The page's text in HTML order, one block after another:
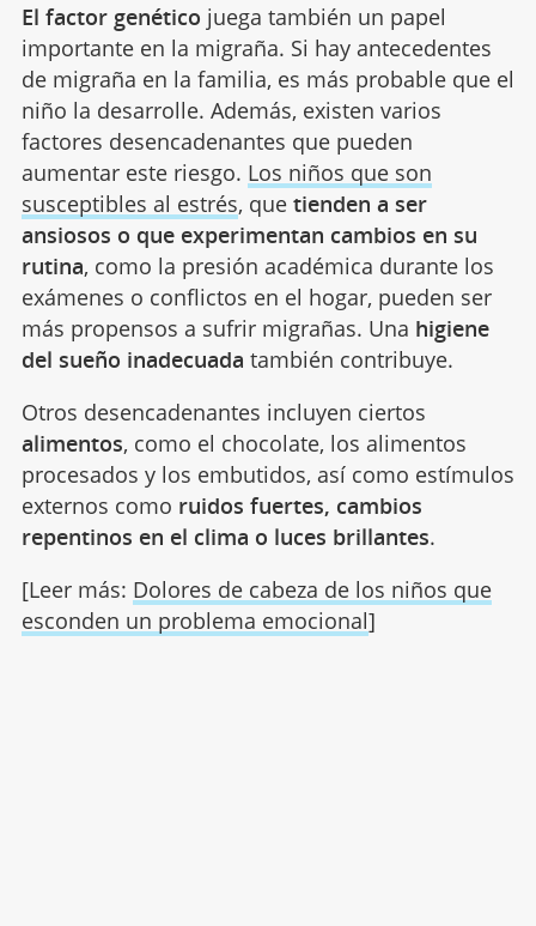
El factor genético juega también un papel
importante en la migraña. Si hay antecedentes
de migraña en la familia, es más probable que el
niño la desarrolle. Además, existen varios
factores desencadenantes que pueden
aumentar este riesgo. Los niños que son
susceptibles al estrés, que tienden a ser
ansiosos o que experimentan cambios en su
rutina, como la presión académica durante los
exámenes o conflictos en el hogar, pueden ser
más propensos a sufrir migrañas. Una higiene
del sueño inadecuada también contribuye.
Otros desencadenantes incluyen ciertos
alimentos, como el chocolate, los alimentos
procesados y los embutidos, así como estímulos
externos como ruidos fuertes, cambios
repentinos en el clima o luces brillantes.
[Leer más: Dolores de cabeza de los niños que
esconden un problema emocional]